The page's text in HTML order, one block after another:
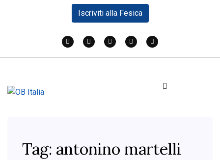
Iscriviti alla Fesica
Tag: antonino martelli